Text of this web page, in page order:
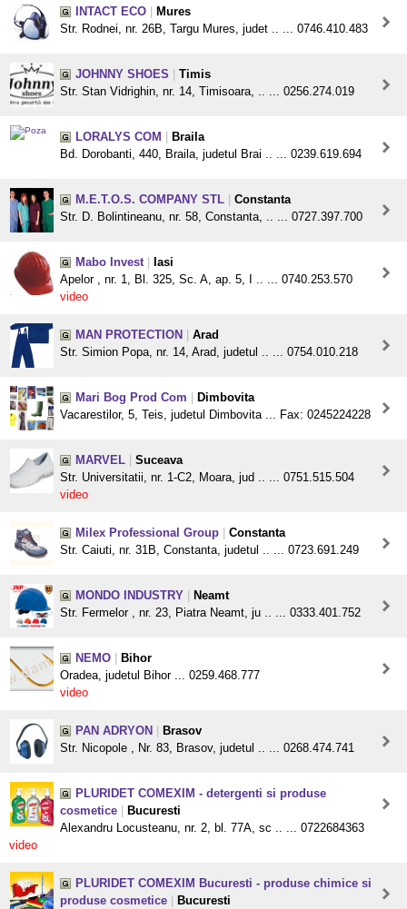
INTACT ECO
Mures
Str. Rodnei, nr. 26B, Targu Mures, judet .. ... 0746.410.483
JOHNNY SHOES
Timis
Str. Stan Vidrighin, nr. 14, Timisoara, .. ... 0256.274.019
LORALYS COM
Braila
Bd. Dorobanti, 440, Braila, judetul Brai .. ... 0239.619.694
M.E.T.O.S. COMPANY STL
Constanta
Str. D. Bolintineanu, nr. 58, Constanta, .. ... 0727.397.700
Mabo Invest
Iasi
Apelor , nr. 1, Bl. 325, Sc. A, ap. 5, I .. ... 0740.253.570
video
MAN PROTECTION
Arad
Str. Simion Popa, nr. 14, Arad, judetul .. ... 0754.010.218
Mari Bog Prod Com
Dimbovita
Vacarestilor, 5, Teis, judetul Dimbovita ... Fax: 0245224228
MARVEL
Suceava
Str. Universitatii, nr. 1-C2, Moara, jud .. ... 0751.515.504
video
Milex Professional Group
Constanta
Str. Caiuti, nr. 31B, Constanta, judetul .. ... 0723.691.249
MONDO INDUSTRY
Neamt
Str. Fermelor , nr. 23, Piatra Neamt, ju .. ... 0333.401.752
NEMO
Bihor
Oradea, judetul Bihor ... 0259.468.777
video
PAN ADRYON
Brasov
Str. Nicopole , Nr. 83, Brasov, judetul .. ... 0268.474.741
PLURIDET COMEXIM - detergenti si produse
cosmetice
Bucuresti
Alexandru Locusteanu, nr. 2, bl. 77A, sc .. ... 0722684363
video
PLURIDET COMEXIM Bucuresti - produse chimice si
produse cosmetice
Bucuresti